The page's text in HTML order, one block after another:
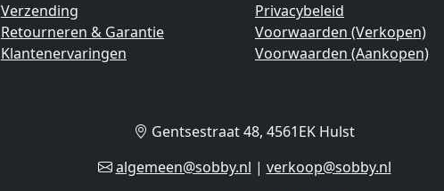
Verzending
Retourneren & Garantie
Klantenervaringen
Privacybeleid
Voorwaarden (Verkopen)
Voorwaarden (Aankopen)
Gentsestraat 48, 4561EK Hulst
algemeen@sobby.nl | verkoop@sobby.nl